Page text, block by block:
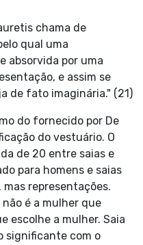
chama de
qual uma
absorvida por uma
e assim se
de fato imaginária." (21)
do fornecido por De
do vestuário. O
de 20 entre saias e
para homens e saias
mas representações.
é a mulher que
escolhe a mulher. Saia
significante com o